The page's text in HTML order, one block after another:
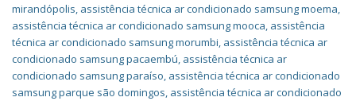
mirandópolis, assistência técnica ar condicionado samsung moema,
assistência técnica ar condicionado samsung mooca, assistência
técnica ar condicionado samsung morumbi, assistência técnica ar
condicionado samsung pacaembú, assistência técnica ar
condicionado samsung paraíso, assistência técnica ar condicionado
samsung parque são domingos, assistência técnica ar condicionado